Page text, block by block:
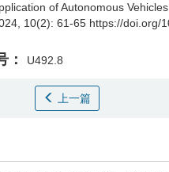
of Autonomous
10(2): 61-65 https://
： U492.8
上一篇